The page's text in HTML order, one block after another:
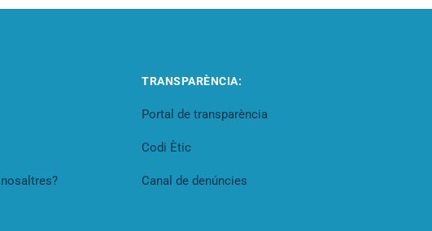
TRANSPARÈNCIA:
Portal de transparència
Codi Ètic
Canal de denúncies